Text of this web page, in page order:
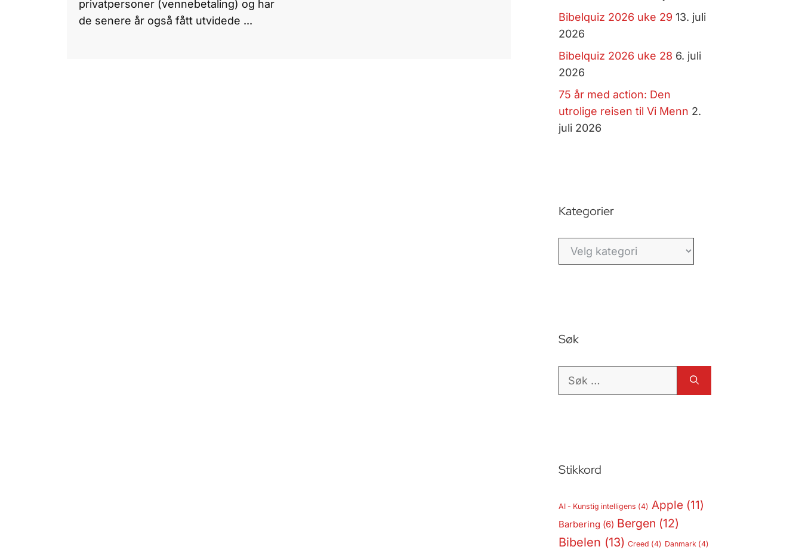
privatpersoner (vennebetaling) og har
de senere år også fått utvidede ...
Bibelquiz 2026 uke 29 13. juli
2026
Bibelquiz 2026 uke 28 6. juli
2026
75 år med action: Den
utrolige reisen til Vi Menn 2.
juli 2026
Kategorier
Kategorier
Søk
Søk
Stikkord
AI - Kunstig intelligens (4) Apple (11)
Barbering (6) Bergen (12)
Bibelen (13) Creed (4) Danmark(4)